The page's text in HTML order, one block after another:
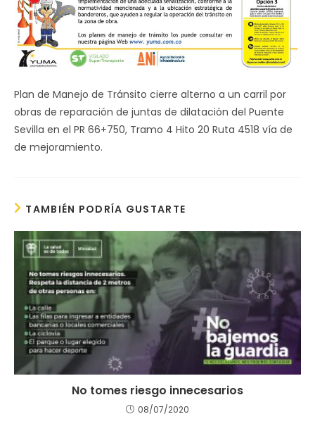
Plan de Manejo de Tránsito cierre alterno a un carril por
obras de reparación de juntas de dilatación del Puente
Sevilla en el PR 66+750, Tramo 4 Hito 20 Ruta 4518 vía de
de mejoramiento.
TAMBIÉN PODRÍA GUSTARTE
No tomes riesgo innecesarios
08/07/2020